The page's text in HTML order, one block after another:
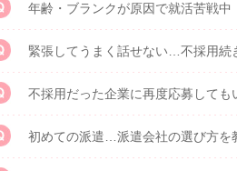
年齢・ブランクが原因で就活苦戦中
緊張してうまく話せない…不採用続
不採用だった企業に再度応募しても
初めての派遣…派遣会社の選び方を